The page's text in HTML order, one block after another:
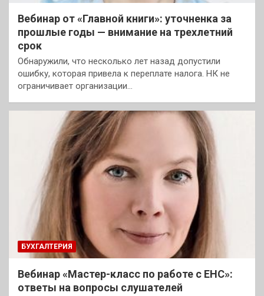
Вебинар от «Главной книги»: уточненка за
прошлые годы — внимание на трехлетний
срок
Обнаружили, что несколько лет назад допустили
ошибку, которая привела к переплате налога. НК не
ограничивает организации…
БУХГАЛТЕРИЯ
Вебинар «Мастер-класс по работе с ЕНС»:
ответы на вопросы слушателей